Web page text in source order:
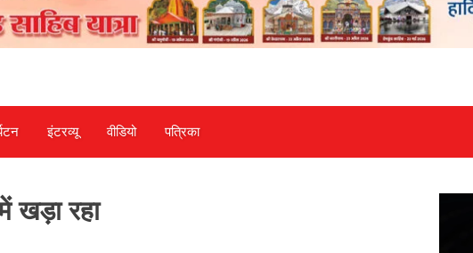
इंटरव्‍यू वीडियो पत्रिका
खड़ा रहा